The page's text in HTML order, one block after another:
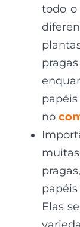
todo o
no
Elas